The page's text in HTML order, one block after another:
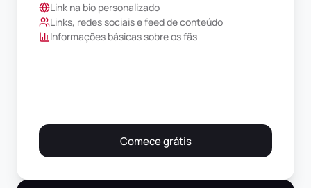
Link na bio personalizado
Links, redes sociais e feed de conteúdo
Informações básicas sobre os fãs
Comece grátis